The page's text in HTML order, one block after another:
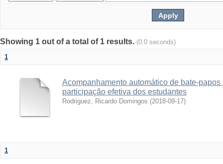
Showing 1 out of a total of 1 results. (0.0 seconds)
1
Acompanhamento automático de bate-
participação efetiva dos estudantes
Rodriguez, Ricardo Domingos (2018-09-17)
1